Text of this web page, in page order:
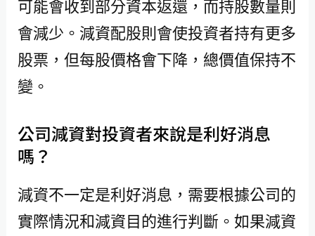
可能會收到部分資本返還，而持股數量則
會減少。減資配股則會使投資者持有更多
股票，但每股價格會下降，總價值保持不
變。
公司減資對投資者來說是利好消息
嗎？
減資不一定是利好消息，需要根據公司的
實際情況和減資目的進行判斷。如果減資